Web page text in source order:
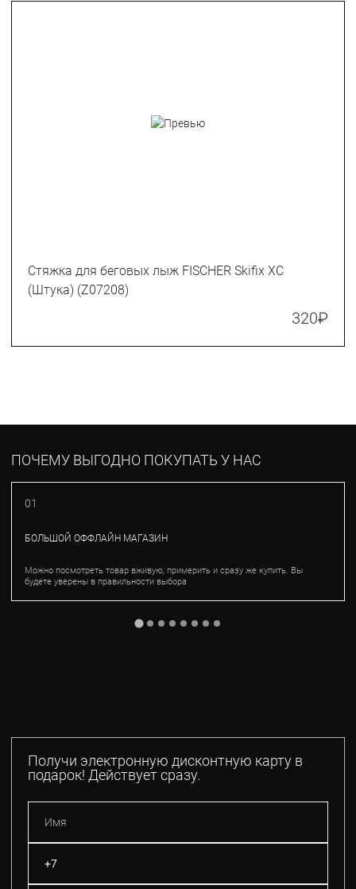
Стяжка для беговых лыж FISCHER Skifix XC
(Штука) (Z07208)
320₽
ПОЧЕМУ ВЫГОДНО ПОКУПАТЬ У НАС
01
БОЛЬШОЙ ОФФЛАЙН МАГАЗИН
Можно посмотреть товар вживую, примерить и сразу же купить. Вы
будете уверены в правильности выбора
Получи электронную дисконтную карту в
подарок! Действует сразу.